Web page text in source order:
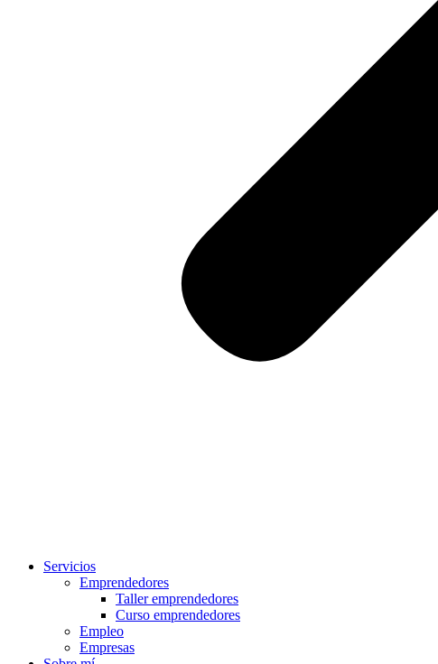
Servicios
Emprendedores
Taller emprendedores
Curso emprendedores
Empleo
Empresas